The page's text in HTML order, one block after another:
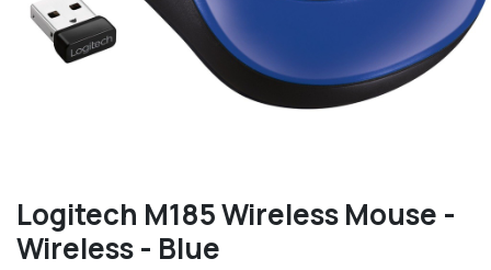
Logitech M185 Wireless Mouse -
Wireless - Blue